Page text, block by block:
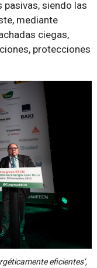
siendo las
mediante
ciegas,
protecciones
eficientes’,